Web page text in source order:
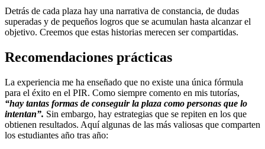
Detrás de cada plaza hay una narrativa de constancia, de dudas
superadas y de pequeños logros que se acumulan hasta alcanzar el
objetivo. Creemos que estas historias merecen ser compartidas.
Recomendaciones prácticas
La experiencia me ha enseñado que no existe una única fórmula
para el éxito en el PIR. Como siempre comento en mis tutorías,
“hay tantas formas de conseguir la plaza como personas que lo
intentan”. Sin embargo, hay estrategias que se repiten en los que
obtienen resultados. Aquí algunas de las más valiosas que comparten
los estudiantes año tras año: